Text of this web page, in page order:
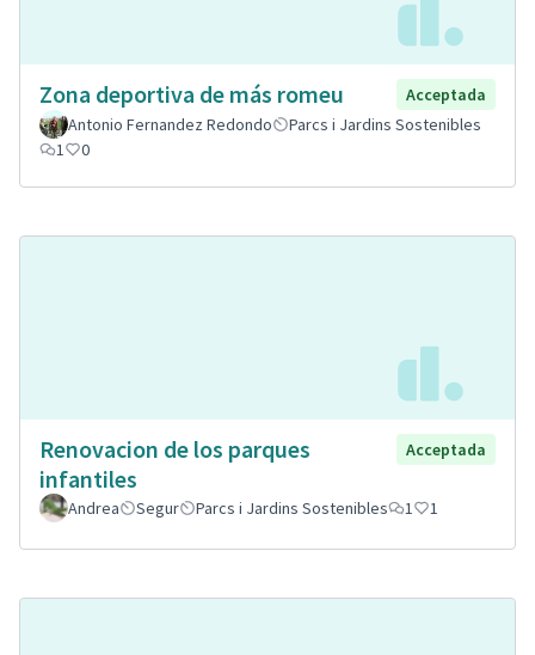
Zona deportiva de más romeu
Acceptada
Antonio Fernandez Redondo
Parcs i Jardins Sostenibles
1
0
Renovacion de los parques
infantiles
Acceptada
Andrea Segur Parcs i Jardins Sostenibles 1 1